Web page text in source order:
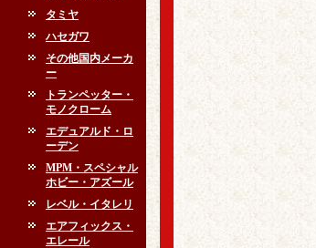
タミヤ
ハセガワ
その他国内メーカ
ー
トランペッター・
モノクローム
エデュアルド・ロ
ーデン
MPM・スペシャル
ホビー・アズール
レベル・イタレリ
エアフィックス・
エレール